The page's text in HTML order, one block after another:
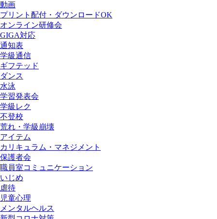
動画
プリント配付・ダウンロードOK
オンライン研修会
GIGA対応
通知表
学級通信
ギフテッド
ダンス
水泳
学習発表会
学級レク
不登校
荒れ・学級崩壊
アイテム
カリキュラム・マネジメント
保護者会
職員室コミュニケーション
いじめ
虐待
児童心理
メンタルヘルス